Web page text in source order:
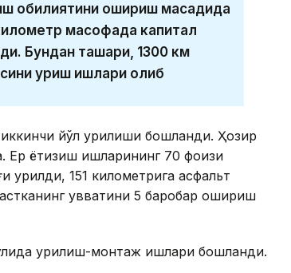
қобилиятини ошириш мақсадида
масофада капитал
Бундан ташқари, 1300 км
қуриш ишлари олиб
йўл қурилиши бошланди. Ҳозир
Ер ётқизиш ишларининг 70 фоизи
151 километрига асфальт
қувватини 5 баробар ошириш
қурилиш-монтаж ишлари бошланди.